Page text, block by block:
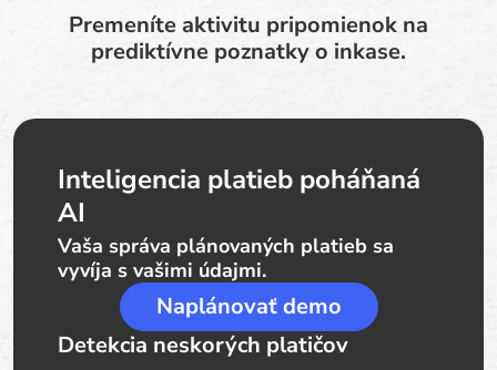
Premeníte aktivitu pripomienok na
prediktívne poznatky o inkase.
Inteligencia platieb poháňaná
AI
Vaša správa plánovaných platieb sa
vyvíja s vašimi údajmi.
Naplánovať demo
Detekcia neskorých platičov